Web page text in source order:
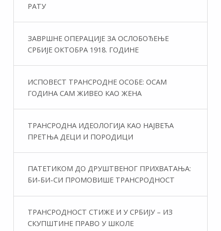
РАТУ
ЗАВРШНЕ ОПЕРАЦИЈЕ ЗА ОСЛОБОЂЕЊЕ
СРБИЈЕ ОКТОБРА 1918. ГОДИНЕ
ИСПОВЕСТ ТРАНСРОДНЕ ОСОБЕ: ОСАМ
ГОДИНА САМ ЖИВЕО КАО ЖЕНА
ТРАНСРОДНА ИДЕОЛОГИЈА КАО НАЈВЕЋА
ПРЕТЊА ДЕЦИ И ПОРОДИЦИ
ПАТЕТИКОМ ДО ДРУШТВЕНОГ ПРИХВАТАЊА:
БИ-БИ-СИ ПРОМОВИШЕ ТРАНСРОДНОСТ
ТРАНСРОДНОСТ СТИЖЕ И У СРБИЈУ – ИЗ
СКУПШТИНЕ ПРАВО У ШКОЛЕ